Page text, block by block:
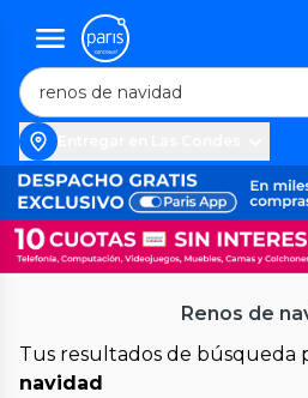
Renos de
Tus resultados de búsqueda
navidad